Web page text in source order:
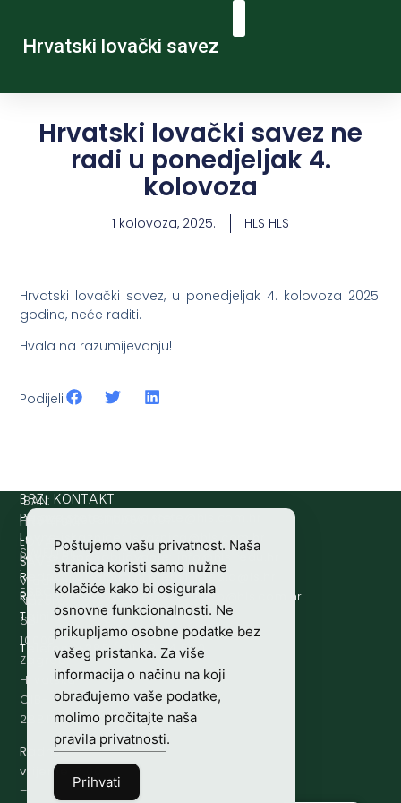
Hrvatski lovački savez
Hrvatski lovački savez ne
radi u ponedjeljak 4.
kolovoza
1 kolovoza, 2025. HLS HLS
Hrvatski lovački savez, u ponedjeljak 4. kolovoza 2025.
godine, neće raditi.
Hvala na razumijevanju!
Podijeli
HRVATSKI
LOVAČKI
SAVEZ
Vladimira
Nazora
63
10000
Zagreb,
Hrvatska
OIB-
28817560444
Radno
vrijeme:
–
IBAN:
HR8124020061100501497
SWIFT/BIC
:
ESBCHR22
BRZI KONTAKT
Prijava štete:
Lovne iskaznice:
rh.moc.slh
@acinzaksi
Lovno osposobljavanje:
rh.ude-slh
@ofni
Redakcija/ digitalni mediji:@aidem
Računovodstvo:
rh.moc.slh
@ovtsdovonucar
Tajništvo:
rh.sl
@slh
Telefon: +385 (0)1 48 34 560
Poštujemo vašu privatnost. Naša
stranica koristi samo nužne
kolačiće kako bi osigurala
osnovne funkcionalnosti. Ne
prikupljamo osobne podatke bez
vašeg pristanka. Za više
informacija o načinu na koji
obrađujemo vaše podatke,
molimo pročitajte naša
pravila privatnosti.
Prihvati